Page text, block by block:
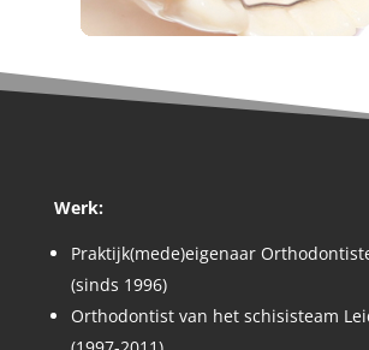
Werk:
Praktijk(mede)eigenaar
(sinds 1996)
Orthodontist van het schisisteam